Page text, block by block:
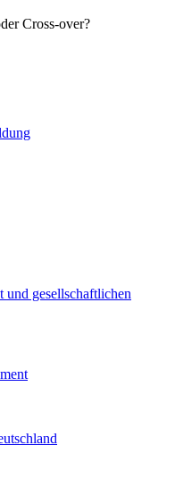
Cross-over?
gesellschaftlichen